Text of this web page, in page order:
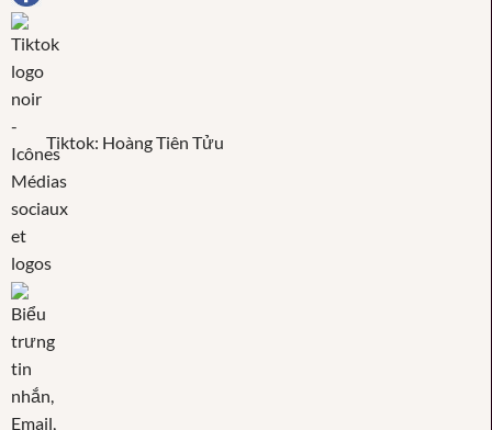
Tiktok: Hoàng Tiên Tửu